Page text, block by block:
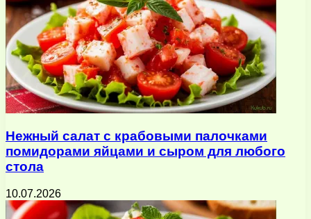
Нежный салат с крабовыми палочками
помидорами яйцами и сыром для любого
стола
10.07.2026